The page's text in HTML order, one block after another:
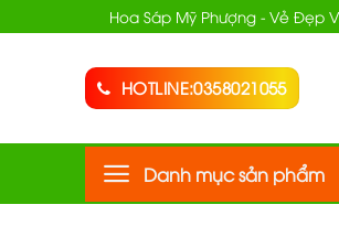
Hoa Sáp Mỹ Phượng - Vẻ Đẹp
HOTLINE:0358021055
Danh mục sản phẩm